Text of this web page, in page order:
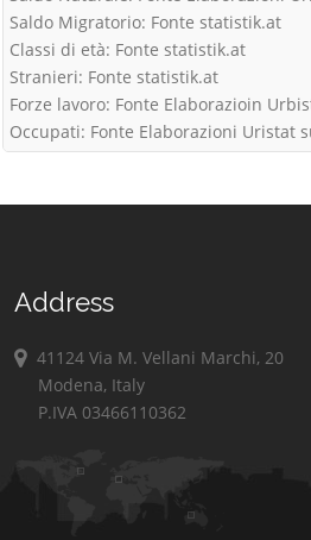
Saldo Migratorio: Fonte statistik.at
Classi di età: Fonte statistik.at
Stranieri: Fonte statistik.at
Forze lavoro: Fonte Elaborazioin
Occupati: Fonte Elaborazioni Uristat
Address
41124 Via M. Vellani Marchi, 20
Modena, Italy
P.IVA 03466110362